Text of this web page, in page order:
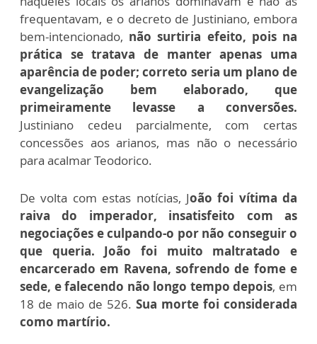
frequentavam, e o decreto de Justiniano, embora
bem-intencionado, não surtiria efeito, pois na
prática se tratava de manter apenas uma
aparência de poder; correto seria um plano de
evangelização bem elaborado, que
primeiramente levasse a conversões.
Justiniano cedeu parcialmente, com certas
concessões aos arianos, mas não o necessário
para acalmar Teodorico.
De volta com estas notícias, João foi vítima da
raiva do imperador, insatisfeito com as
negociações e culpando-o por não conseguir o
que queria. João foi muito maltratado e
encarcerado em Ravena, sofrendo de fome e
sede, e falecendo não longo tempo depois, em
18 de maio de 526. Sua morte foi considerada
como martírio.